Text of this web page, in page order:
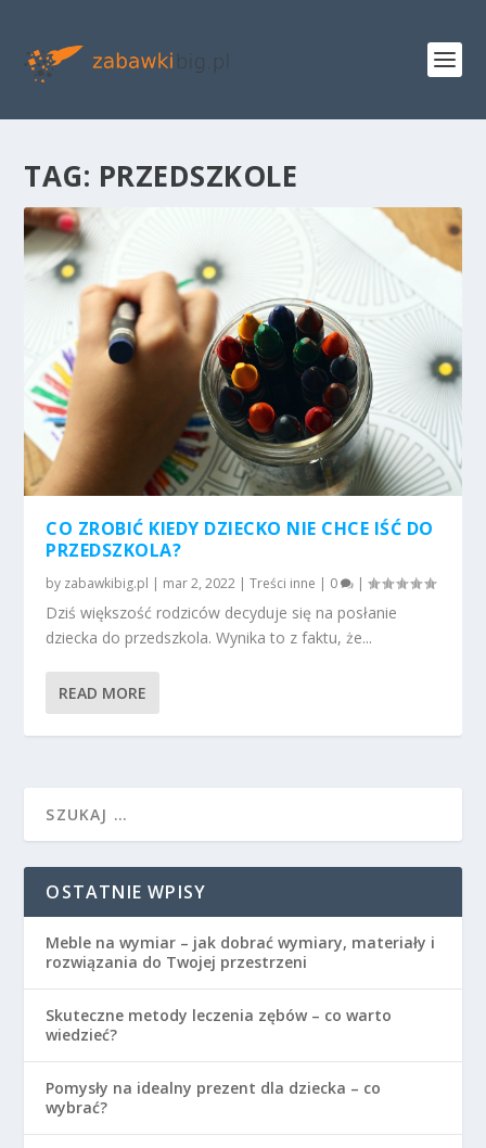
TAG: PRZEDSZKOLE
CO ZROBIĆ KIEDY DZIECKO NIE CHCE IŚĆ DO
PRZEDSZKOLA?
by zabawkibig.pl mar 2, 2022 |Treści inne 0 |
Dziś większość rodziców decyduje się na posłanie
dziecka do przedszkola. Wynika to z faktu, że...
READ MORE
OSTATNIE WPISY
Meble na wymiar – jak dobrać wymiary, materiały i
rozwiązania do Twojej przestrzeni
Skuteczne metody leczenia zębów – co warto
wiedzieć?
Pomysły na idealny prezent dla dziecka – co
wybrać?